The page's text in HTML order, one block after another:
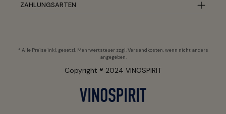
ZAHLUNGSARTEN
* Alle Preise inkl. gesetzl. Mehrwertsteuer zzgl.Versandkosten, wenn nicht anders
angegeben.
Copyright ® 2024 VINOSPIRIT